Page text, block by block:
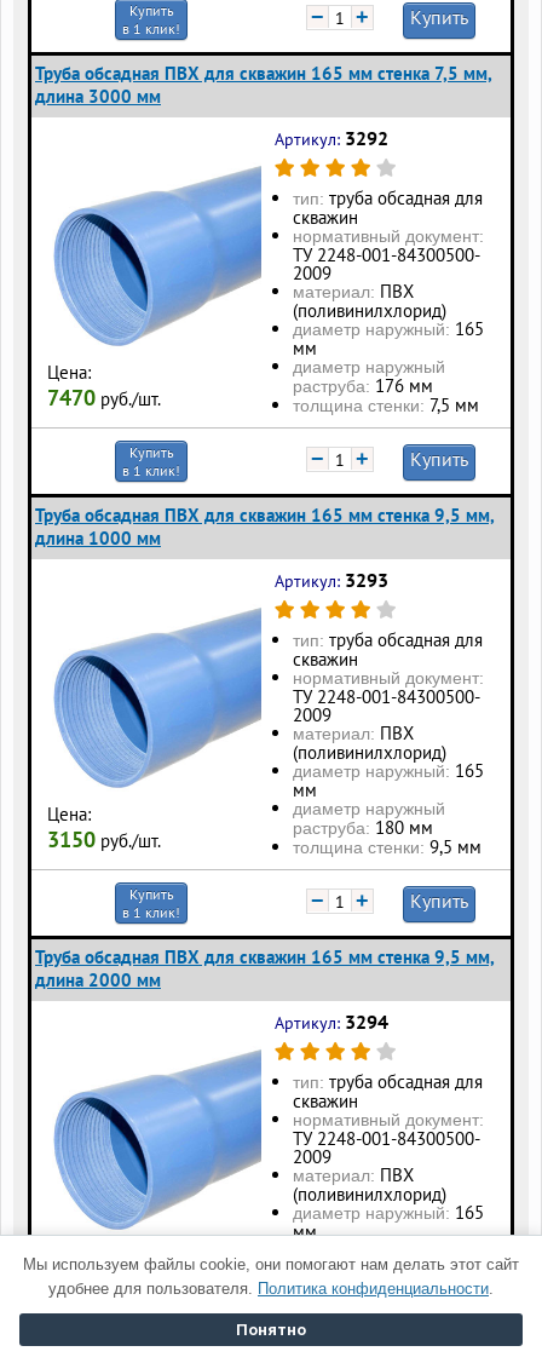
Купить
в 1 клик!
− + Купить
Труба обсадная ПВХ для скважин 165 мм стенка 7,5 мм,
длина 3000 мм
Цена:
7470 руб./шт.
Артикул: 3292
тип: труба обсадная для
скважин
нормативный документ:
ТУ 2248-001-84300500-
2009
материал: ПВХ
(поливинилхлорид)
диаметр наружный: 165
мм
диаметр наружный
раструба: 176 мм
толщина стенки: 7,5 мм
Купить
в 1 клик!
− + Купить
Труба обсадная ПВХ для скважин 165 мм стенка 9,5 мм,
длина 1000 мм
Цена:
3150 руб./шт.
Артикул: 3293
тип: труба обсадная для
скважин
нормативный документ:
ТУ 2248-001-84300500-
2009
материал: ПВХ
(поливинилхлорид)
диаметр наружный: 165
мм
диаметр наружный
раструба: 180 мм
толщина стенки: 9,5 мм
Купить
в 1 клик!
− + Купить
Труба обсадная ПВХ для скважин 165 мм стенка 9,5 мм,
длина 2000 мм
Цена:
6290руб./шт.
Артикул: 3294
тип: труба обсадная для
скважин
нормативный документ:
ТУ 2248-001-84300500-
2009
материал: ПВХ
(поливинилхлорид)
диаметр наружный: 165
мм
раструба:180 мм
толщина стенки:9,5 мм
− + Купить
Мы используем файлы cookie, они помогают нам делать этот сайт
удобнее для пользователя. Политика конфиденциальности.
Понятно